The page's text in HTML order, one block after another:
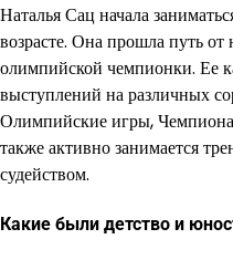
Наталья Сац начала
возрасте. Она прошла путь
олимпийской чемпионки. Ее
выступлений на различных
Олимпийские игры,
также активно занимается
судейством.
Какие были детство и